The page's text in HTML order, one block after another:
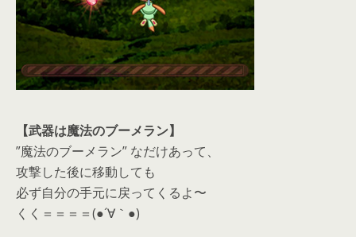
【武器は魔法のブーメラン】
”魔法のブーメラン” なだけあって、
攻撃した後に移動しても
必ず自分の手元に戻ってくるよ〜
くく＝＝＝＝(●´∀｀●)